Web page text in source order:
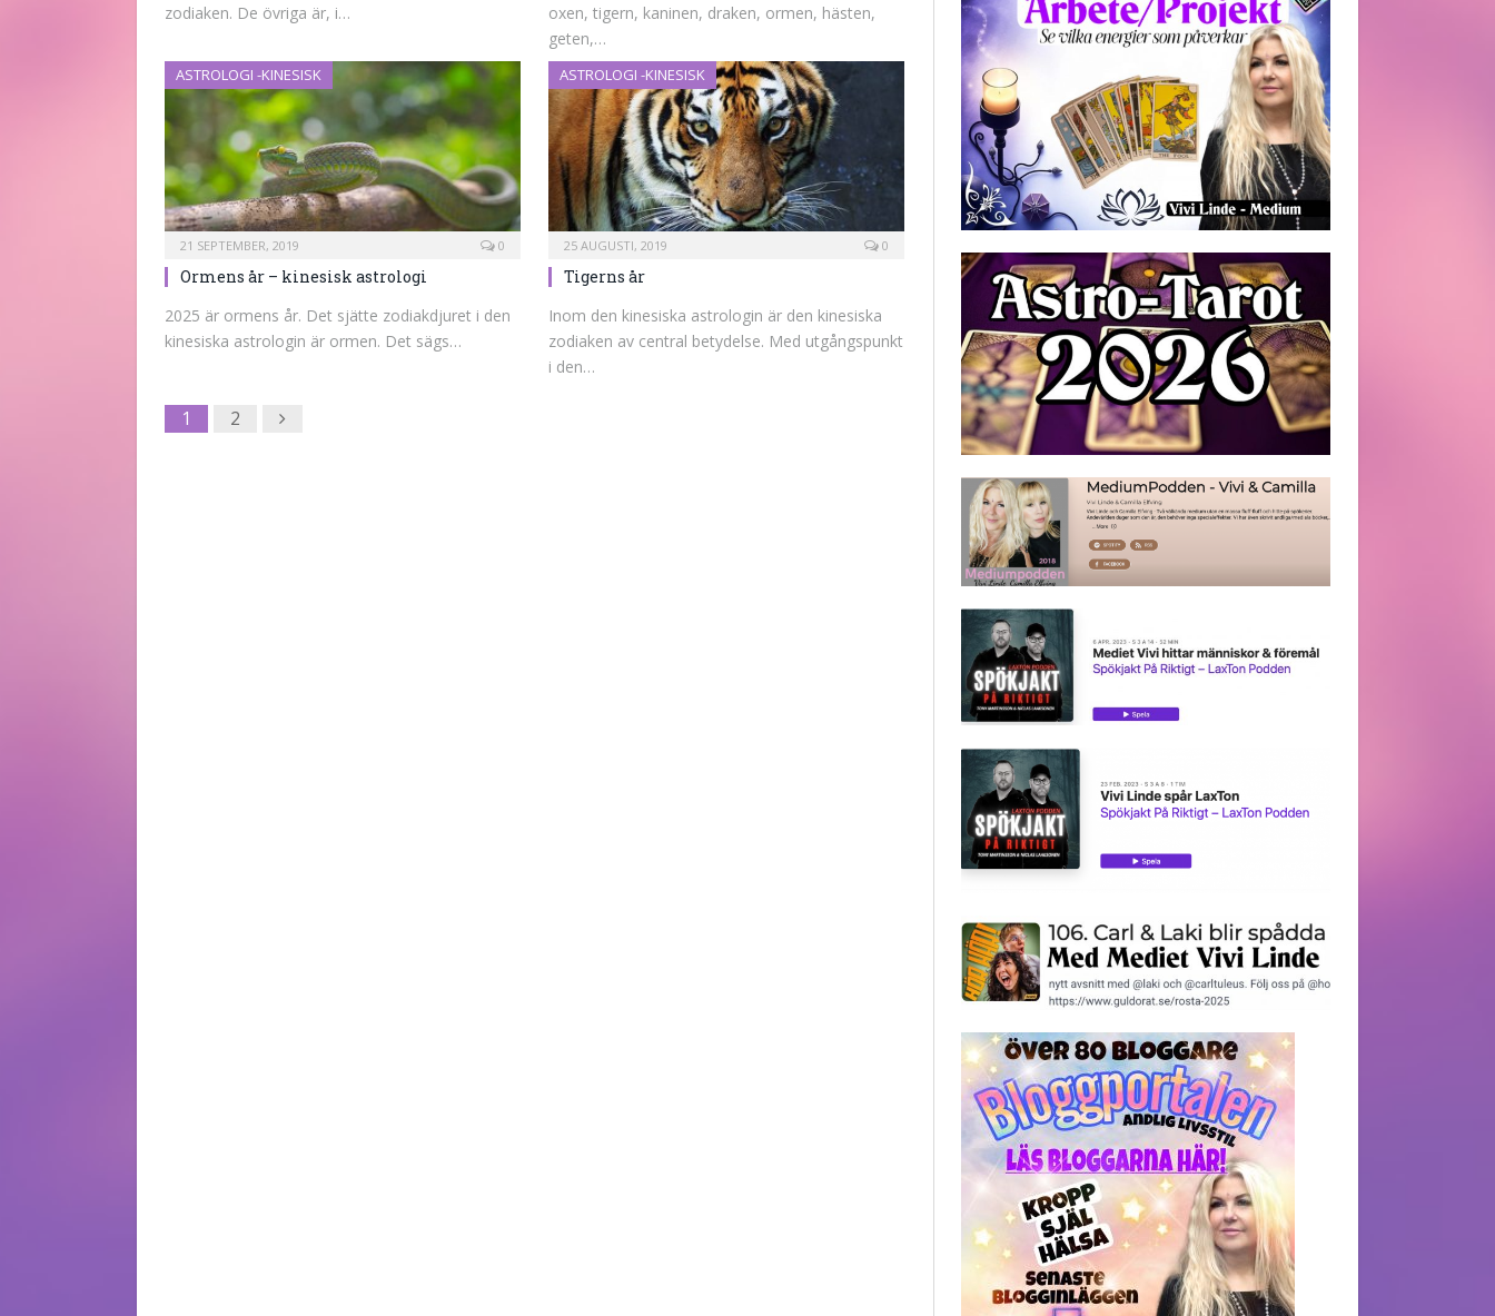
zodiaken. De övriga är, i…
oxen, tigern, kaninen, draken, ormen, hästen,
geten,…
ASTROLOGI -KINESISK
21 SEPTEMBER, 2019 0
Ormens år – kinesisk astrologi
2025 är ormens år. Det sjätte zodiakdjuret i den
kinesiska astrologin är ormen. Det sägs…
ASTROLOGI -KINESISK
25 AUGUSTI, 2019 0
Tigerns år
Inom den kinesiska astrologin är den kinesiska
zodiaken av central betydelse. Med utgångspunkt
i den…
1 2 Next